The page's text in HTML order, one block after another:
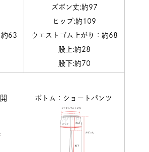
約63
ズボン丈:約97
ヒップ:約109
ウエストゴム上がり：約68
股上:約28
股下:約70
ボトム：ショートパンツ